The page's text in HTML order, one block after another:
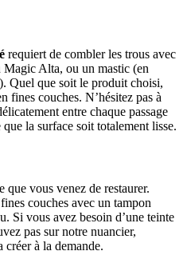
requiert de combler les trous avec
Magic Alta, ou un mastic (en
Quel que soit le produit choisi,
fines couches. N’hésitez pas à
entre chaque passage
la surface soit totalement lisse.
que vous venez de restaurer.
couches avec un tampon
Si vous avez besoin d’une teinte
pas sur notre nuancier,
à la demande.